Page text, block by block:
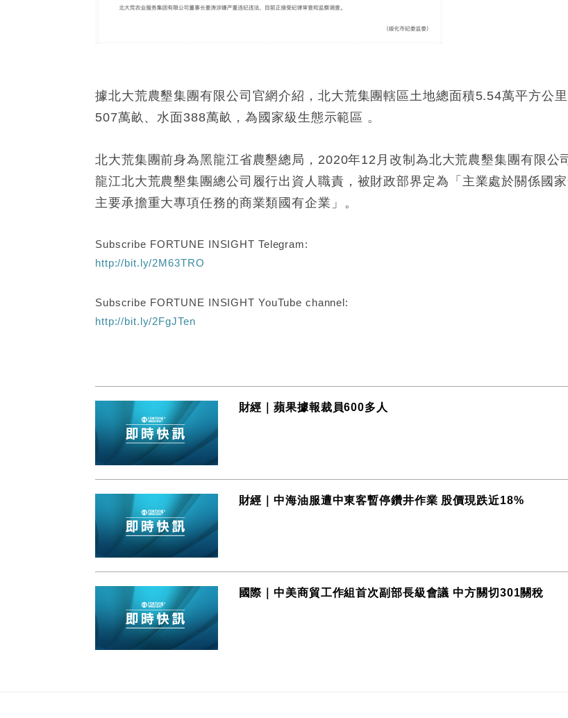
據北大荒農墾集團有限公司官網介紹，北大荒集團轄區土地總面積5.54萬平方公
507萬畝、水面388萬畝，為國家級生態示範區 。
北大荒集團前身為黑龍江省農墾總局，2020年12月改制為北大荒農墾集團有限公
龍江北大荒農墾集團總公司履行出資人職責，被財政部界定為「主業處於關係國
主要承擔重大專項任務的商業類國有企業」。
Subscribe FORTUNE INSIGHT Telegram:
http://bit.ly/2M63TRO
Subscribe FORTUNE INSIGHT YouTube channel:
http://bit.ly/2FgJTen
財經｜蘋果據報裁員600多人
財經｜中海油服遭中東客暫停鑽井作業 股價現跌近18%
國際｜中美商貿工作組首次副部長級會議 中方關切301關稅